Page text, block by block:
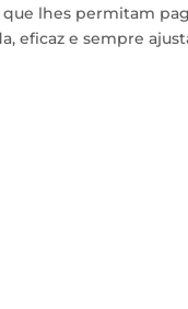
que lhes permitam
eficaz e sempre